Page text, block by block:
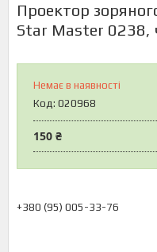
Проектор
Star Master 0238,
Немає в наявності
Код: 020968
150 ₴
+380 (95) 005-33-76